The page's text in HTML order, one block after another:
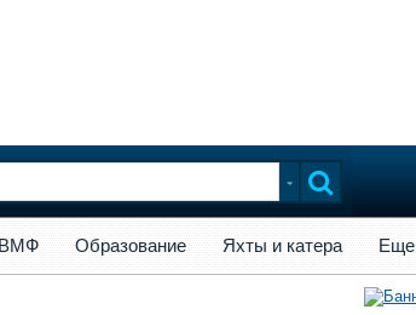
ВМФ Образование Яхты и катера Еще